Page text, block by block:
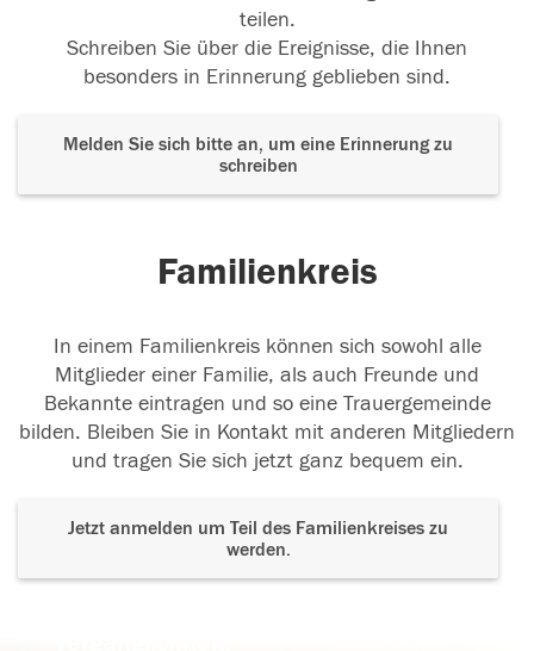
teilen.
Schreiben Sie über die Ereignisse, die Ihnen
besonders in Erinnerung geblieben sind.
Melden Sie sich bitte an, um eine Erinnerung zu
schreiben
Familienkreis
In einem Familienkreis können sich sowohl alle
Mitglieder einer Familie, als auch Freunde und
Bekannte eintragen und so eine Trauergemeinde
bilden. Bleiben Sie in Kontakt mit anderen Mitgliedern
und tragen Sie sich jetzt ganz bequem ein.
Jetzt anmelden um Teil des Familienkreises zu
werden.